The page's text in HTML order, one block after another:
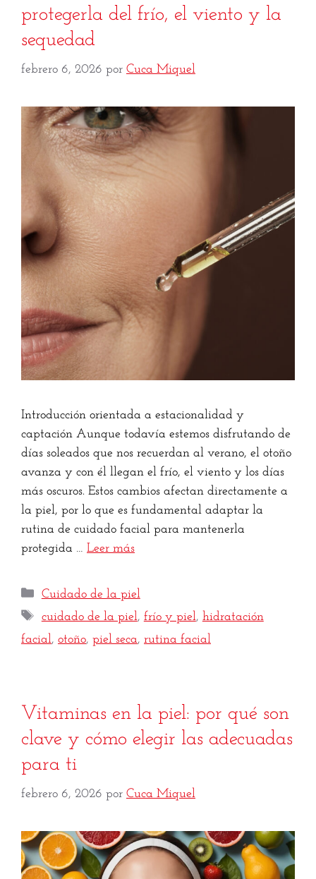
protegerla del frío, el viento y la
sequedad
febrero 6, 2026 por Cuca Miquel
Introducción orientada a estacionalidad y
captación Aunque todavía estemos disfrutando de
días soleados que nos recuerdan al verano, el otoño
avanza y con él llegan el frío, el viento y los días
más oscuros. Estos cambios afectan directamente a
la piel, por lo que es fundamental adaptar la
rutina de cuidado facial para mantenerla
protegida … Leer más
Cuidado de la piel
cuidado de la piel, frío y piel, hidratación
facial, otoño, piel seca, rutina facial
Vitaminas en la piel: por qué son
clave y cómo elegir las adecuadas
para ti
febrero 6, 2026 por Cuca Miquel